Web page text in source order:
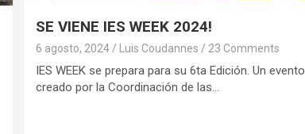
SE VIENE IES WEEK 2024!
6 agosto, 2024 Luis Coudannes 23 Comments
IES WEEK se prepara para su 6ta Edición. Un evento
creado por la Coordinación de las…